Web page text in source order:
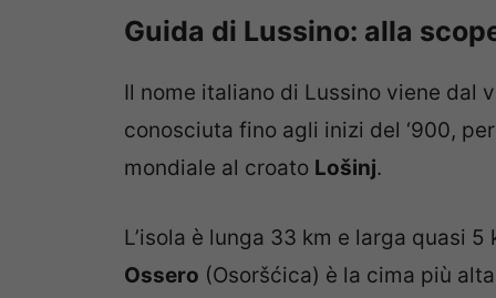
Guida di Lussino: alla
Il nome italiano di Lussino viene dal
conosciuta fino agli inizi del ‘900,
mondiale al croato Lošinj.
L’isola è lunga 33 km e larga quasi
Ossero (Osoršćica) è la cima più